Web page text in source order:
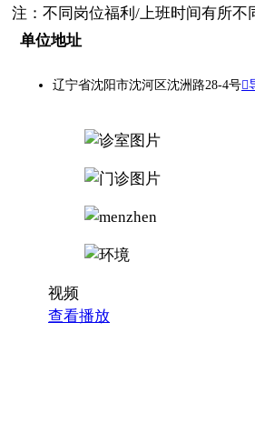
注：不同岗位福利/上班时间有所不
单位地址
辽宁省沈阳市沈河区沈洲路28-4号
视频
查看播放